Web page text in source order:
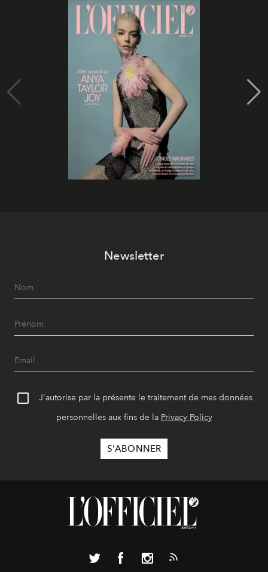
Newsletter
J'autorise par la présente le traitement de mes données
personnelles aux fins de la Privacy Policy